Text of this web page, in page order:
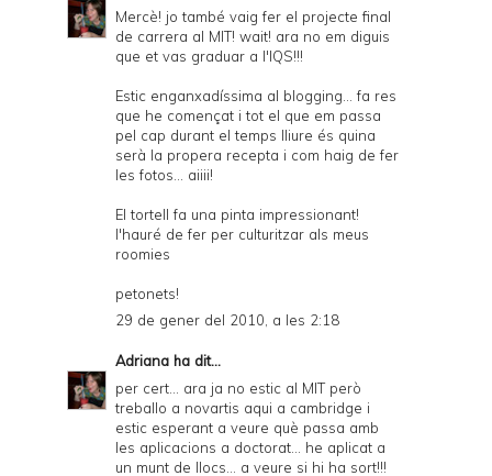
Mercè! jo també vaig fer el projecte final
de carrera al MIT! wait! ara no em diguis
que et vas graduar a l'IQS!!!
Estic enganxadíssima al blogging... fa res
que he començat i tot el que em passa
pel cap durant el temps lliure és quina
serà la propera recepta i com haig de fer
les fotos... aiiii!
El tortell fa una pinta impressionant!
l'hauré de fer per culturitzar als meus
roomies
petonets!
29 de gener del 2010, a les 2:18
Adriana ha dit...
per cert... ara ja no estic al MIT però
treballo a novartis aqui a cambridge i
estic esperant a veure què passa amb
les aplicacions a doctorat... he aplicat a
un munt de llocs... a veure si hi ha sort!!!